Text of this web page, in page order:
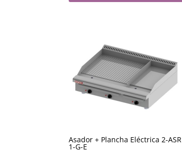
Asador + Plancha Eléctrica 2-ASR
1-G-E